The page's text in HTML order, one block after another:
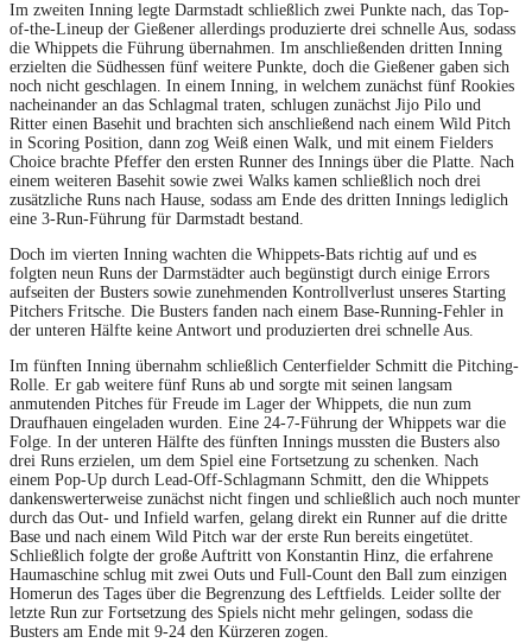
Im zweiten Inning legte Darmstadt schließlich zwei Punkte nach, das Top-
of-the-Lineup der Gießener allerdings produzierte drei schnelle Aus, sodass
die Whippets die Führung übernahmen. Im anschließenden dritten Inning
erzielten die Südhessen fünf weitere Punkte, doch die Gießener gaben sich
noch nicht geschlagen. In einem Inning, in welchem zunächst fünf Rookies
nacheinander an das Schlagmal traten, schlugen zunächst Jijo Pilo und
Ritter einen Basehit und brachten sich anschließend nach einem Wild Pitch
in Scoring Position, dann zog Weiß einen Walk, und mit einem Fielders
Choice brachte Pfeffer den ersten Runner des Innings über die Platte. Nach
einem weiteren Basehit sowie zwei Walks kamen schließlich noch drei
zusätzliche Runs nach Hause, sodass am Ende des dritten Innings lediglich
eine 3-Run-Führung für Darmstadt bestand.
Doch im vierten Inning wachten die Whippets-Bats richtig auf und es
folgten neun Runs der Darmstädter auch begünstigt durch einige Errors
aufseiten der Busters sowie zunehmenden Kontrollverlust unseres Starting
Pitchers Fritsche. Die Busters fanden nach einem Base-Running-Fehler in
der unteren Hälfte keine Antwort und produzierten drei schnelle Aus.
Im fünften Inning übernahm schließlich Centerfielder Schmitt die Pitching-
Rolle. Er gab weitere fünf Runs ab und sorgte mit seinen langsam
anmutenden Pitches für Freude im Lager der Whippets, die nun zum
Draufhauen eingeladen wurden. Eine 24-7-Führung der Whippets war die
Folge. In der unteren Hälfte des fünften Innings mussten die Busters also
drei Runs erzielen, um dem Spiel eine Fortsetzung zu schenken. Nach
einem Pop-Up durch Lead-Off-Schlagmann Schmitt, den die Whippets
dankenswerterweise zunächst nicht fingen und schließlich auch noch munter
durch das Out- und Infield warfen, gelang direkt ein Runner auf die dritte
Base und nach einem Wild Pitch war der erste Run bereits eingetütet.
Schließlich folgte der große Auftritt von Konstantin Hinz, die erfahrene
Haumaschine schlug mit zwei Outs und Full-Count den Ball zum einzigen
Homerun des Tages über die Begrenzung des Leftfields. Leider sollte der
letzte Run zur Fortsetzung des Spiels nicht mehr gelingen, sodass die
Busters am Ende mit 9-24 den Kürzeren zogen.